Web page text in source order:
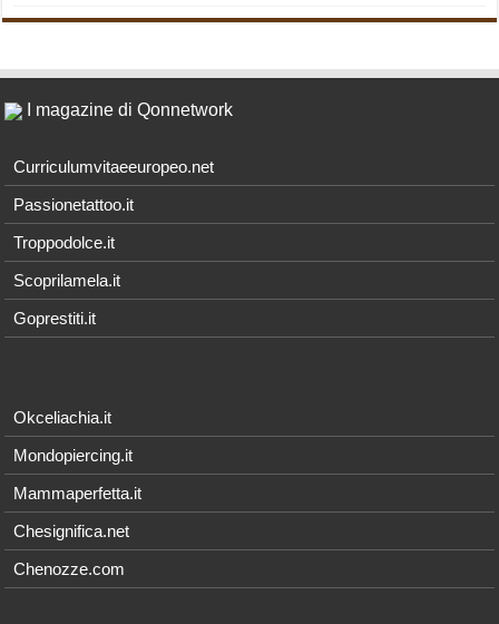
I magazine di Qonnetwork
Curriculumvitaeeuropeo.net
Passionetattoo.it
Troppodolce.it
Scoprilamela.it
Goprestiti.it
Okceliachia.it
Mondopiercing.it
Mammaperfetta.it
Chesignifica.net
Chenozze.com